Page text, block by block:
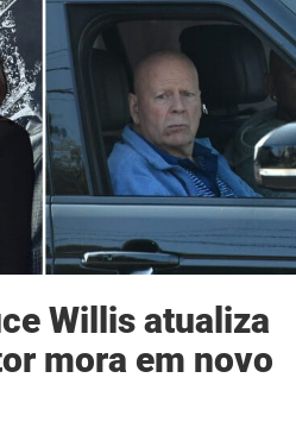
Willis atualiza
mora em novo